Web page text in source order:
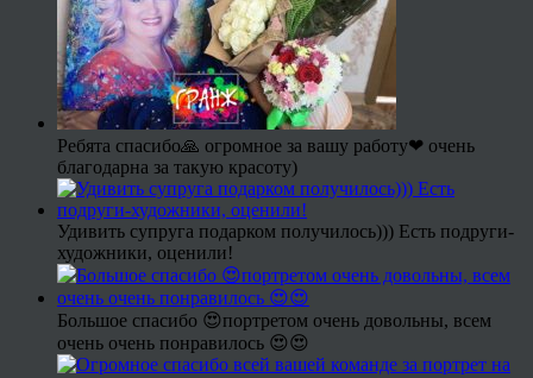
Ребята спасибо🙏 огромное за вашу работу❤ очень
благодарна за такую красоту)
Удивить супруга подарком получилось))) Есть подруги-
художники, оценили!
Большое спасибо 😍портретом очень довольны, всем
очень очень понравилось 😍😍